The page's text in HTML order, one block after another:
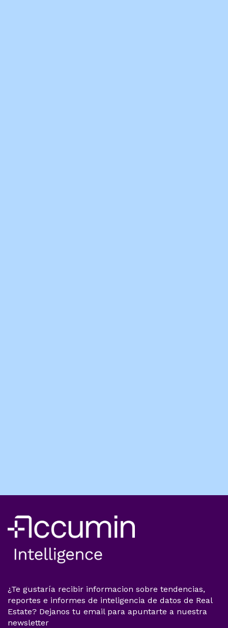
¿Te gustaría recibir informacion sobre tendencias,
reportes e informes de inteligencia de datos de Real
Estate? Dejanos tu email para apuntarte a nuestra
newsletter